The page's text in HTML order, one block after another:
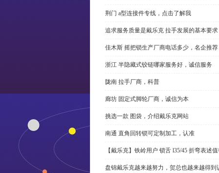
荆门 a型连接件专线，点击了解我
追求服务质量是戴乐克 拉手发展的基本要求
佳木斯 摇把锁生产厂商电话多少，名企推荐
浙江 半隐藏式铰链哪家服务好，诚信服务
陇南 拉手厂商，科普
廊坊 固定式脚轮厂商，诚信为本
挑选一款 图袋，介绍戴乐克网站
南通 直角回转锁可定制加工，认准
【戴乐克】铁岭用户 锁舌 l35/45 折弯表述
盘锦戴乐克越来越努力，贺总也越来越得到